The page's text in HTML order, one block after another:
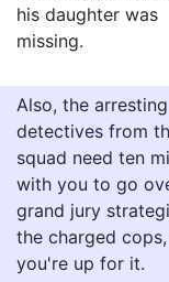
his daughter was
missing.
Also, the arresting
detectives from
squad need ten
with you to go
grand jury
the charged
you're up for it.